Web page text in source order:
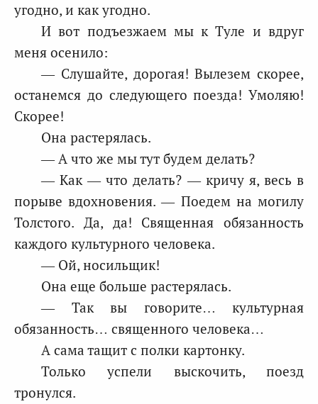
угодно, и как угодно.
И вот подъезжаем мы к Туле и вдруг
меня осенило:
— Слушайте, дорогая! Вылезем скорее,
останемся до следующего поезда! Умоляю!
Скорее!
Она растерялась.
— А что же мы тут будем делать?
— Как — что делать? — кричу я, весь в
порыве вдохновения. — Поедем на могилу
Толстого. Да, да! Священная обязанность
каждого культурного человека.
— Ой, носильщик!
Она еще больше растерялась.
— Так вы говорите… культурная
обязанность… священного человека…
А сама тащит с полки картонку.
Только успели выскочить, поезд
тронулся.